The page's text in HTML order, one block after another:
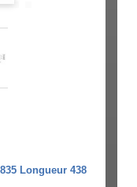
Longueur 438